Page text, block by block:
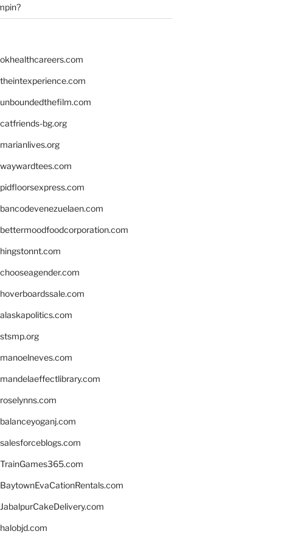
okhealthcareers.com
theintexperience.com
unboundedthefilm.com
catfriends-bg.org
marianlives.org
waywardtees.com
pidfloorsexpress.com
bancodevenezuelaen.com
bettermoodfoodcorporation.com
hingstonnt.com
chooseagender.com
hoverboardssale.com
alaskapolitics.com
stsmp.org
manoelneves.com
mandelaeffectlibrary.com
roselynns.com
balanceyoganj.com
salesforceblogs.com
TrainGames365.com
BaytownEvaCationRentals.com
JabalpurCakeDelivery.com
halobjd.com